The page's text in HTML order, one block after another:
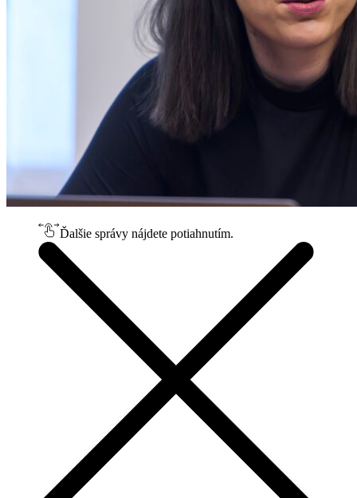
Ďalšie správy nájdete potiahnutím.